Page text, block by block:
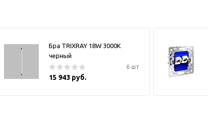
Бра TRIXRAY 18W 3000К
черный
6 шт
15 943 руб.